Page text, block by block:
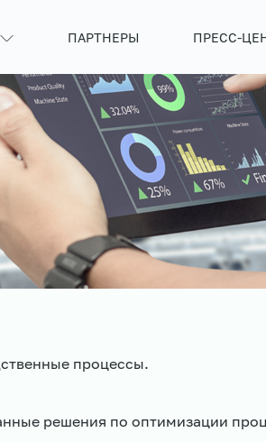
ПАРТНЕРЫ ПРЕСС-
процессы.
решения по оптимизации